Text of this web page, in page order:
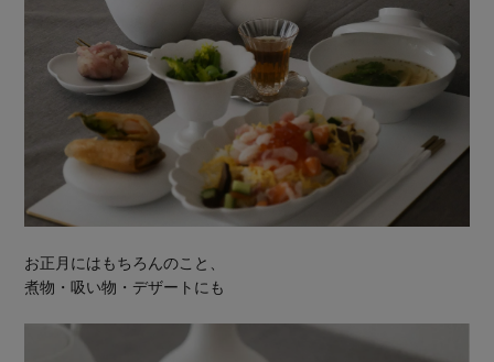
お正月にはもちろんのこと、
煮物・吸い物・デザートにも